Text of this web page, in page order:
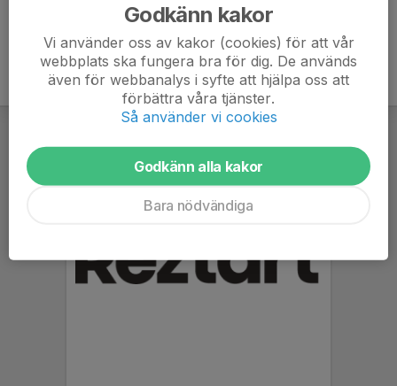
Godkänn kakor
Vi använder oss av kakor (cookies) för att vår
webbplats ska fungera bra för dig. De används
även för webbanalys i syfte att hjälpa oss att
förbättra våra tjänster.
Så använder vi cookies
Godkänn alla kakor
Bara nödvändiga